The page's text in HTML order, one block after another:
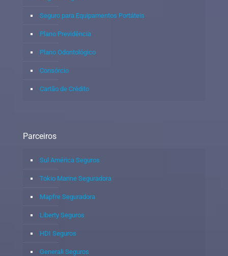
Seguro para Equipamentos Portáteis
Plano Previdência
Plano Odontológico
Consórcio
Cartão de Crédito
Parceiros
Sul América Seguros
Tokio Marine Seguradora
Mapfre Seguradora
Liberty Seguros
HDI Seguros
Generali Seguros